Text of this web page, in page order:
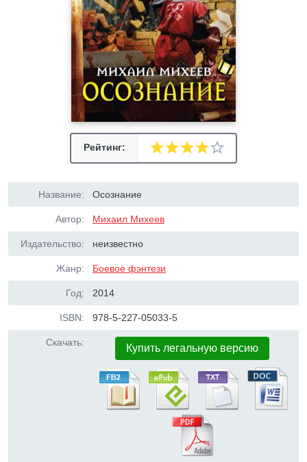
Рейтинг:
Название: Осознание
Автор: Михаил Михеев
Издательство: неизвестно
Жанр: Боевое фэнтези
Год: 2014
ISBN: 978-5-227-05033-5
Скачать: Купить легальную версию